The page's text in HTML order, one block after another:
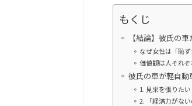
もくじ
【結論】彼氏の
なぜ女性は「恥
価値観は人それ
彼氏の車が軽自動
1. 見栄を張りた
2. 「経済力がな